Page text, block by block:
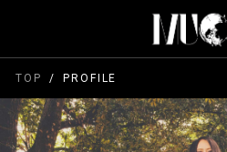
TOP PROFILE